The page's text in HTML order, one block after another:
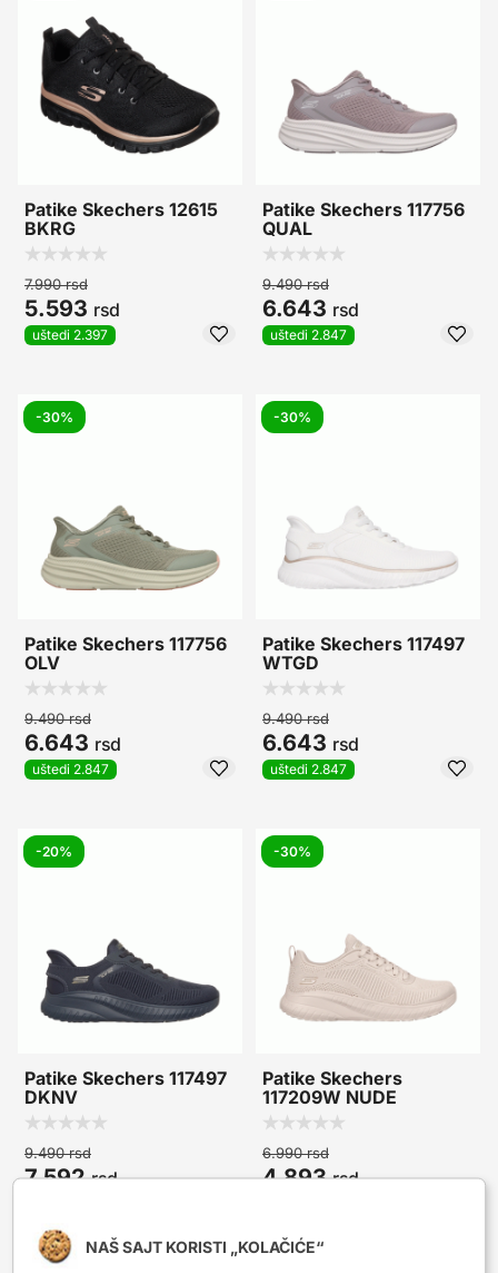
Patike Skechers 12615
BKRG
7.990rsd
5.593 rsd
uštedi 2.397
Patike Skechers 117756
QUAL
9.490rsd
6.643 rsd
uštedi 2.847
-30%
Patike Skechers 117756
OLV
9.490rsd
6.643 rsd
uštedi 2.847
-30%
Patike Skechers 117497
WTGD
9.490rsd
6.643 rsd
uštedi 2.847
-20%
Patike Skechers 117497
DKNV
9.490rsd
7.592rsd
-30%
Patike Skechers
117209W NUDE
6.990rsd
4.893rsd
NAŠ SAJT KORISTI „KOLAČIĆE“